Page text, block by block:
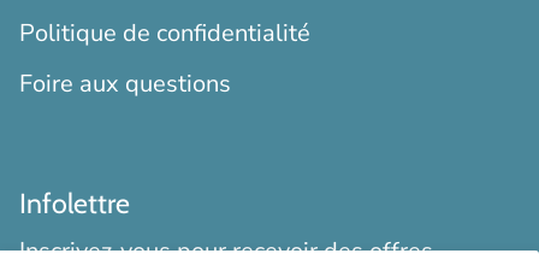
Politique de confidentialité
Foire aux questions
Infolettre
Inscrivez-vous pour recevoir des offres